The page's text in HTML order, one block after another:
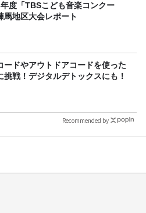
度「TBSこども音楽コンクー
馬地区大会レポート
ードやアウトドアコードを使った
挑戦！デジタルデトックスにも！
Recommended by